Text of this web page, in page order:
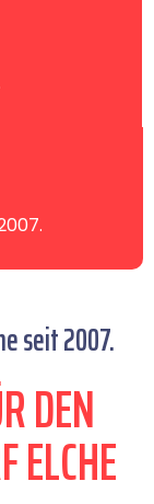
seit 2007.
DEN
ELCHE